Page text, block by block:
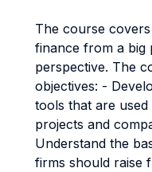
The course
finance from a big
perspective. The
objectives: -
tools that are
projects and
Understand the
firms should raise